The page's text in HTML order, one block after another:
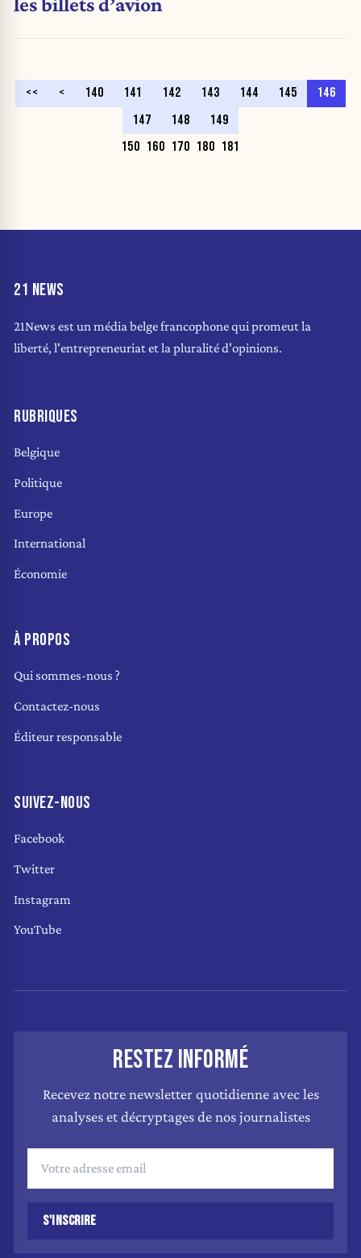
<< < 140 141 142 143 144 145
146
147
148
149
150 160 170 180 181
21 NEWS
21News est un média belge francophone qui promeut la
liberté, l'entrepreneuriat et la pluralité d'opinions.
RUBRIQUES
Belgique
Politique
Europe
International
Économie
À PROPOS
Qui sommes-nous ?
Contactez-nous
Éditeur responsable
SUIVEZ-NOUS
Facebook
Twitter
Instagram
YouTube
RESTEZ INFORMÉ
Recevez notre newsletter quotidienne avec les
analyses et décryptages de nos journalistes
S'INSCRIRE